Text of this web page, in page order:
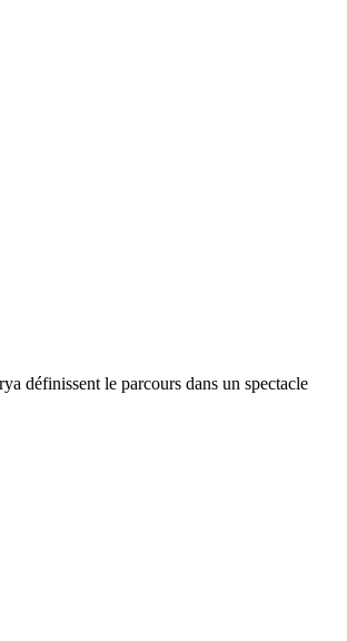
définissent le parcours dans un spectacle